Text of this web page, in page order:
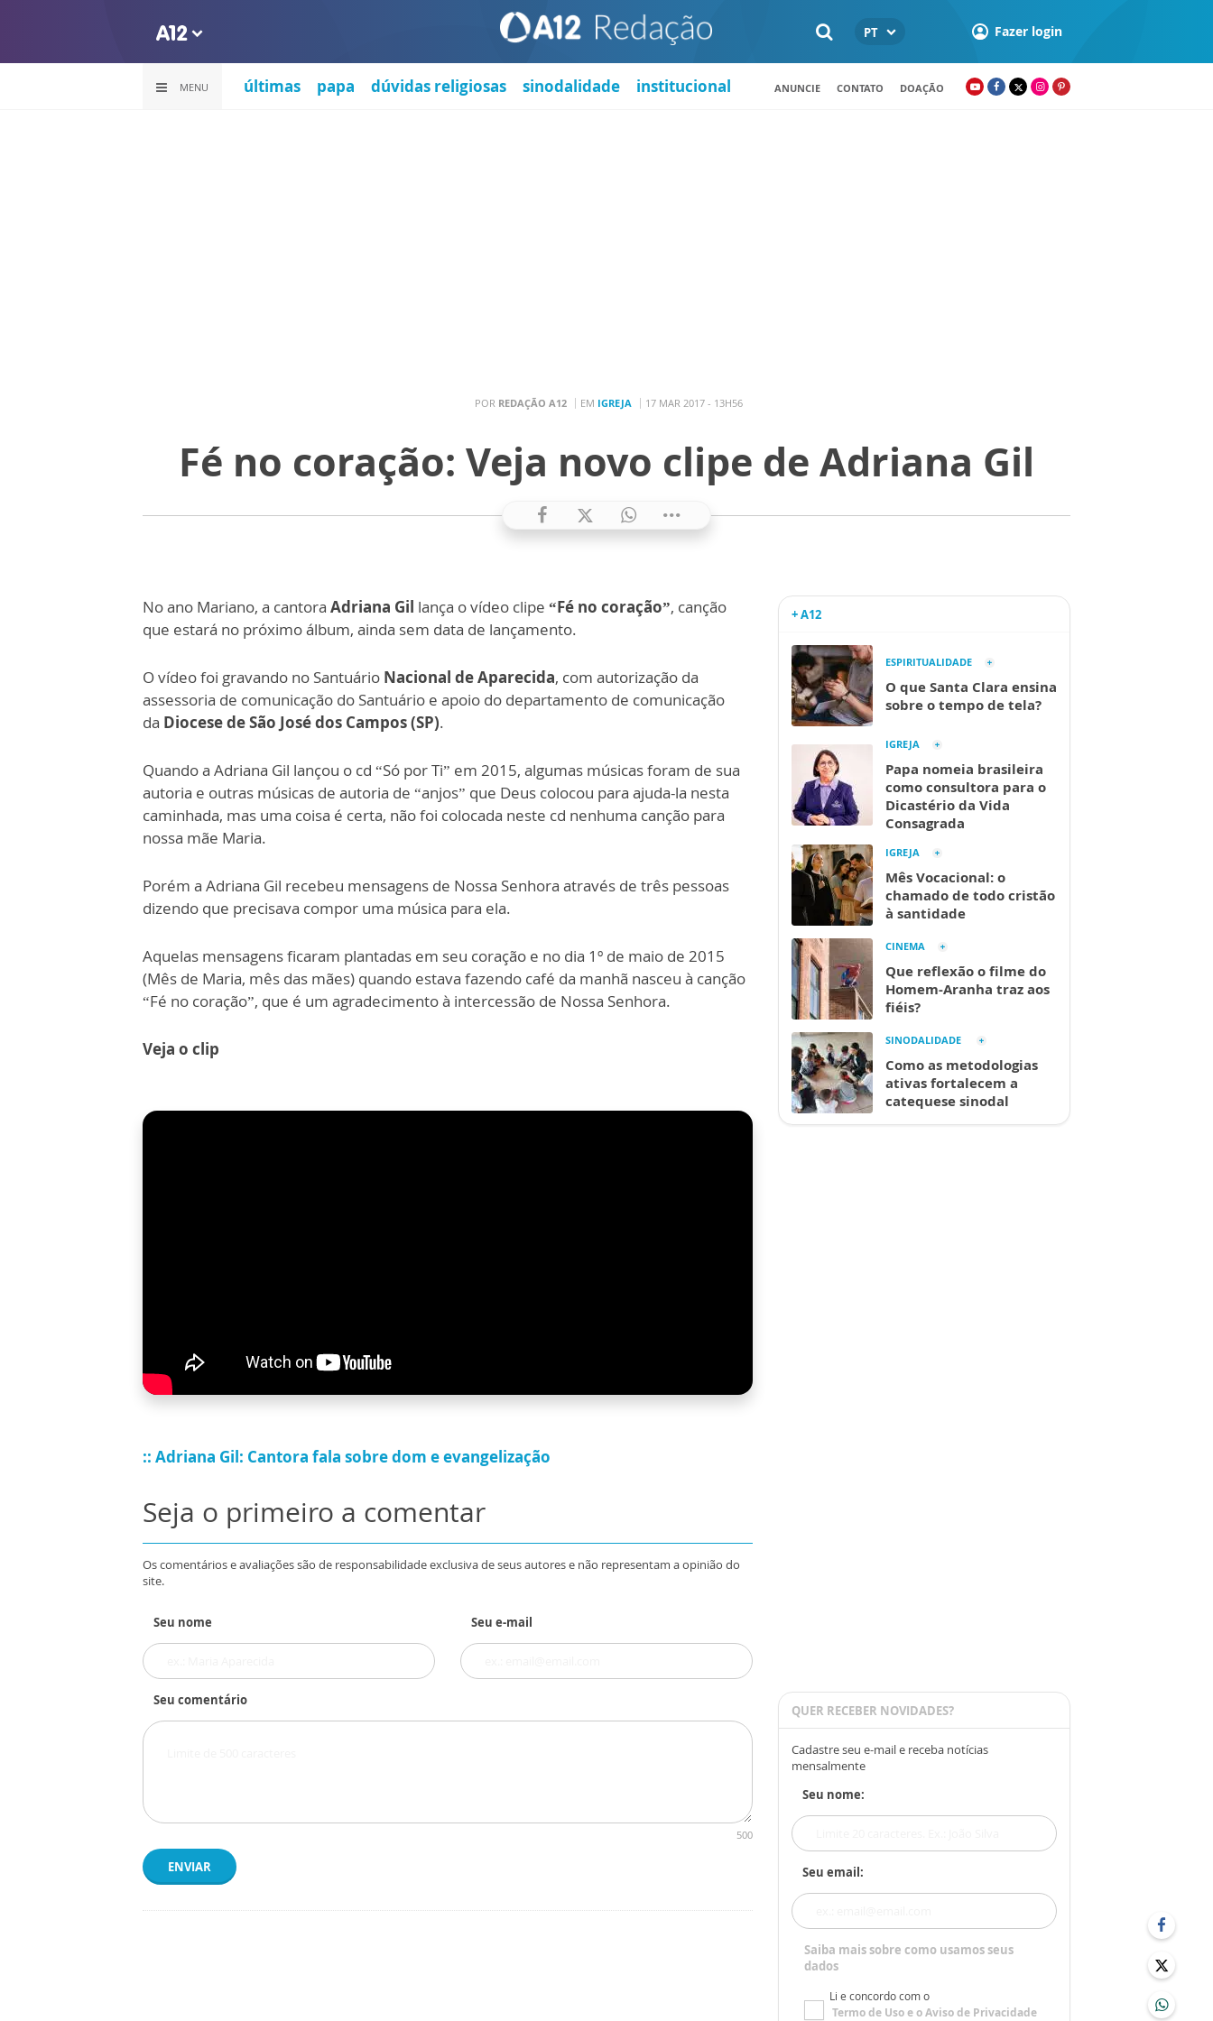
PT Fazer login
MENU últimas papa dúvidas religiosas sinodalidade institucional ANUNCIE CONTATO DOAÇÃO
POR REDAÇÃO A12 EM IGREJA 17 MAR 2017 - 13H56
Fé no coração: Veja novo clipe de Adriana Gil
No ano Mariano, a cantora Adriana Gil lança o vídeo clipe “Fé no coração”, canção
que estará no próximo álbum, ainda sem data de lançamento.
O vídeo foi gravando no Santuário Nacional de Aparecida, com autorização da
assessoria de comunicação do Santuário e apoio do departamento de comunicação
da Diocese de São José dos Campos (SP).
Quando a Adriana Gil lançou o cd “Só por Ti” em 2015, algumas músicas foram de sua
autoria e outras músicas de autoria de “anjos” que Deus colocou para ajuda-la nesta
caminhada, mas uma coisa é certa, não foi colocada neste cd nenhuma canção para
nossa mãe Maria.
Porém a Adriana Gil recebeu mensagens de Nossa Senhora através de três pessoas
dizendo que precisava compor uma música para ela.
Aquelas mensagens ficaram plantadas em seu coração e no dia 1º de maio de 2015
(Mês de Maria, mês das mães) quando estava fazendo café da manhã nasceu à canção
“Fé no coração”, que é um agradecimento à intercessão de Nossa Senhora.
Veja o clip
:: Adriana Gil: Cantora fala sobre dom e evangelização
Seja o primeiro a comentar
Os comentários e avaliações são de responsabilidade exclusiva de seus autores e não representam a opinião do
site.
Seu nome Seu e-mail
Seu comentário
500
ENVIAR
+ A12
ESPIRITUALIDADE
O que Santa Clara ensina
sobre o tempo de tela?
IGREJA
Papa nomeia brasileira
como consultora para o
Dicastério da Vida
Consagrada
IGREJA
Mês Vocacional: o
chamado de todo cristão
à santidade
CINEMA
Que reflexão o filme do
Homem-Aranha traz aos
fiéis?
SINODALIDADE
Como as metodologias
ativas fortalecem a
catequese sinodal
QUER RECEBER NOVIDADES?
Cadastre seu e-mail e receba notícias
mensalmente
Seu nome:
Seu email:
Saiba mais sobre como usamos seus
dados
Li e concordo com o
Termo de Usoe oAviso de Privacidade